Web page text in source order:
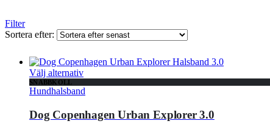
Filter
Sortera efter:
Välj alternativDen
produkten
flera
SNABBKOLL
Hundhalsband
Dog Copenhagen Urban Explorer 3.0